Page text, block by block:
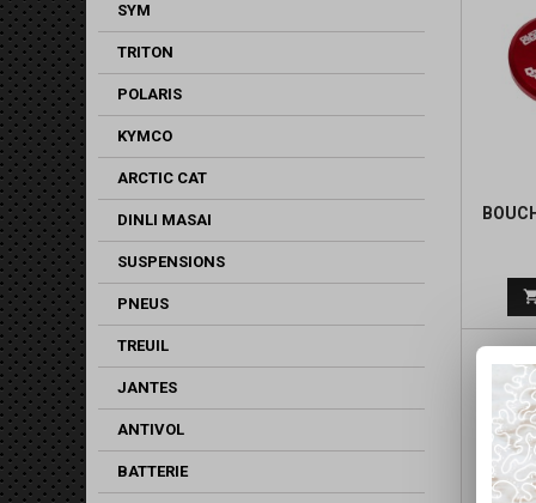
SYM
TRITON
POLARIS
KYMCO
ARCTIC CAT
DINLI MASAI
SUSPENSIONS
PNEUS
TREUIL
JANTES
ANTIVOL
BATTERIE